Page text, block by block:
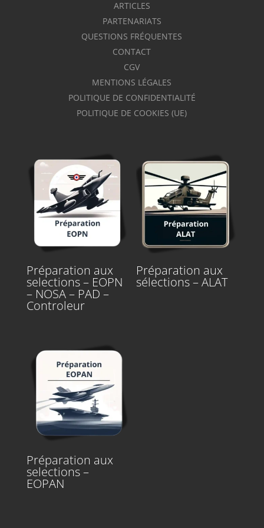
ARTICLES
PARTENARIATS
QUESTIONS FRÉQUENTES
CONTACT
CGV
MENTIONS LÉGALES
POLITIQUE DE CONFIDENTIALITÉ
POLITIQUE DE COOKIES (UE)
Préparation aux
selections – EOPN
– NOSA – PAD –
Controleur
Préparation aux
sélections – ALAT
Préparation aux
selections –
EOPAN